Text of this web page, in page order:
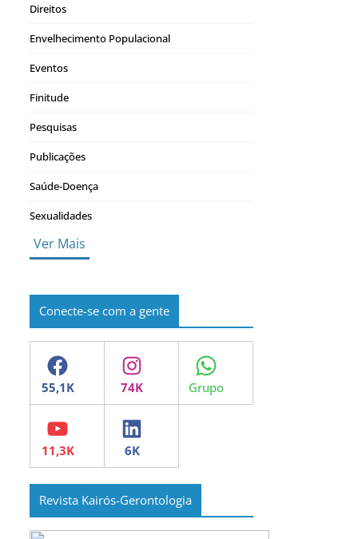
Direitos
Envelhecimento Populacional
Eventos
Finitude
Pesquisas
Publicações
Saúde-Doença
Sexualidades
Ver Mais
Conecte-se com a gente
Facebook Instagram WhatsApp
YouTube LinkedIn
Revista Kairós-Gerontologia